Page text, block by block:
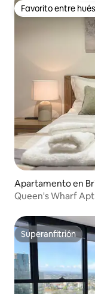
Favorito entre
Favorito entre
Apartamento en
Queen's Wharf Apt
Superanfitrión
Superanfitrión